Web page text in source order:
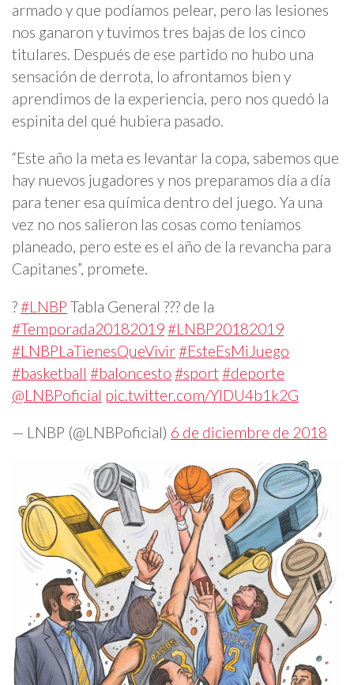
armado y que podíamos pelear, pero las lesiones
nos ganaron y tuvimos tres bajas de los cinco
titulares. Después de ese partido no hubo una
sensación de derrota, lo afrontamos bien y
aprendimos de la experiencia, pero nos quedó la
espinita del qué hubiera pasado.
“Este año la meta es levantar la copa, sabemos que
hay nuevos jugadores y nos preparamos día a día
para tener esa química dentro del juego. Ya una
vez no nos salieron las cosas como teníamos
planeado, pero este es el año de la revancha para
Capitanes”, promete.
? #LNBP Tabla General ??? de la
#Temporada20182019 #LNBP20182019
#LNBPLaTienesQueVivir #EsteEsMiJuego
#basketball #baloncesto #sport #deporte
@LNBPoficial pic.twitter.com/YIDU4b1k2G
— LNBP (@LNBPoficial) 6 de diciembre de 2018